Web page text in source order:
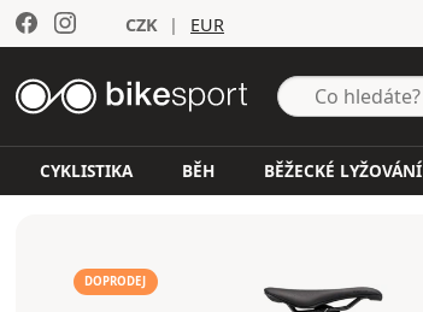
CZK | EUR
CYKLISTIKA BĚH BĚŽECKÉ LYŽOVÁNÍ
DOPRODEJ